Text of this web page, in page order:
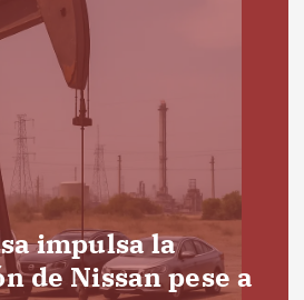
impulsa la
de Nissan pese a